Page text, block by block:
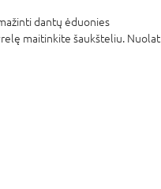
dantų ėduonies
maitinkite šaukšteliu. Nuolat